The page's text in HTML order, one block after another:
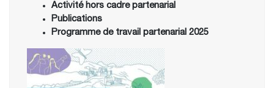
Activité hors cadre partenarial
Publications
Programme de travail partenarial 2025